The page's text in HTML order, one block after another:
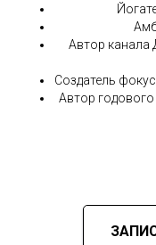
Автор
Создатель
Автор